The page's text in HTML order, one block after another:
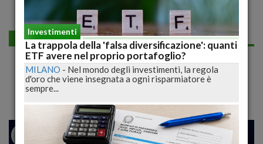
Economia generale
Lotteria dello scontrino, la registrazione e
le regole
MILANO 24 26
Investimenti
La trappola della 'falsa diversificazione': quanti
ETF avere nel proprio portafoglio?
MILANO - Nel mondo degli investimenti, la regola
d'oro che viene insegnata a ogni risparmiatore è
sempre...